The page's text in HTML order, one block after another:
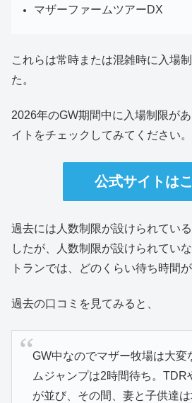
マザーファームツアーDX
これらは常時または混雑時に入場
た。
2026年のGW期間中に入場制限が
イトをチェックしてみてください。
公式サイトは
過去には人数制限が設けられてい
したが、人数制限が設けられてい
トランでは、どのくらい待ち時間
過去の口コミを見てみると、
GW中なのでマザー牧場は大変
ムジャンプは2時間待ち。TDR
が並び、その間、妻と子供達